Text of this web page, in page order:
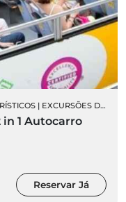
| EXCURSÕES DE AUTOCARRO
in 1 Autocarro
Reservar Já